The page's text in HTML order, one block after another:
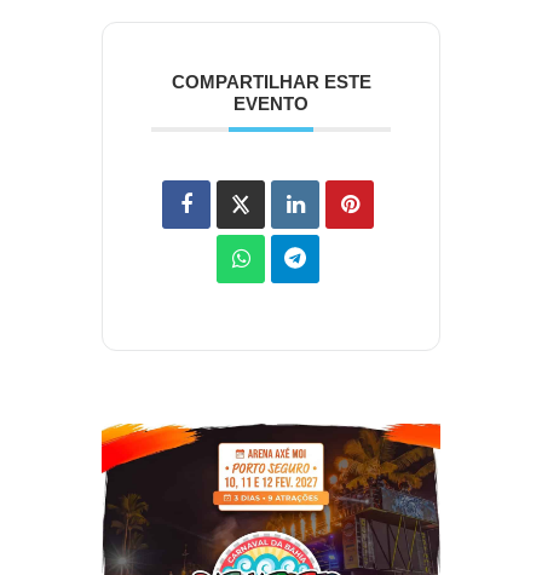
COMPARTILHAR ESTE
EVENTO